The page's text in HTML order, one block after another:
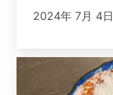
2024年 7月 4日